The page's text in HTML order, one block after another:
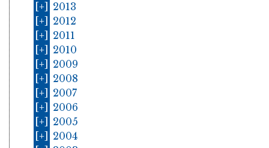
[+]
2013
[+]
2012
[+]
2011
[+]
2010
[+]
2009
[+]
2008
[+]
2007
[+]
2006
[+]
2005
[+]
2004